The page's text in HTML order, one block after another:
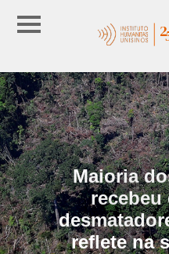
Maioria
recebeu
reflete na